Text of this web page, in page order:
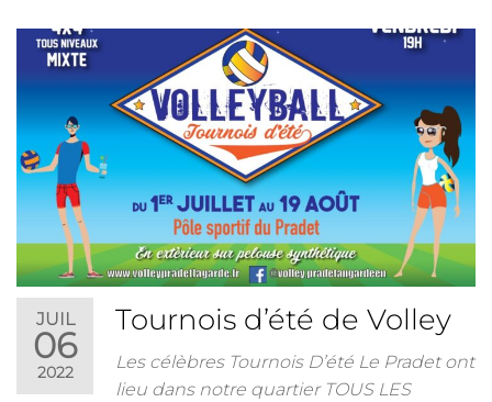
JUIL
06
2022
Tournois d’été de Volley
Les célèbres Tournois D’été Le Pradet ont
lieu dans notre quartier TOUS LES